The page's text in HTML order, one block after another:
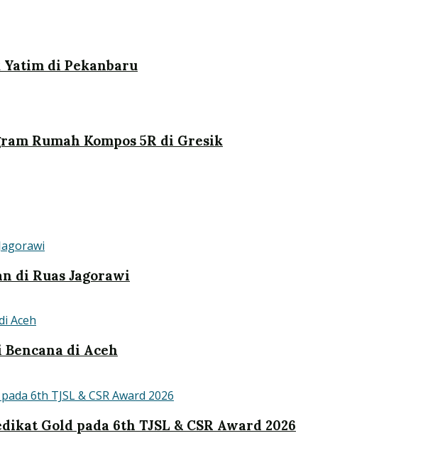
di Pekanbaru
Rumah Kompos 5R di Gresik
di Ruas Jagorawi
di Aceh
Gold pada 6th TJSL & CSR Award 2026